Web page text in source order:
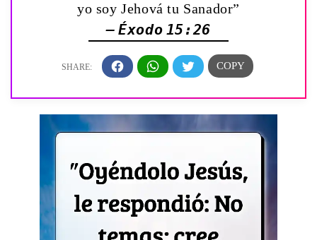
yo soy Jehová tu Sanador”
— Éxodo 15:26